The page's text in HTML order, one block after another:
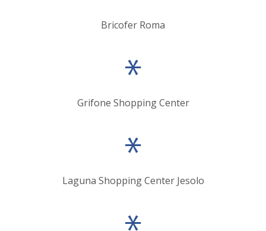
Bricofer Roma
Grifone Shopping Center
Laguna Shopping Center Jesolo